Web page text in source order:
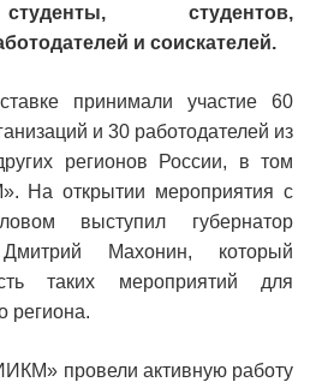
студентов,
и соискателей.
принимали участие 60
и 30 работодателей из
регионов России, в том
На открытии мероприятия с
выступил губернатор
Махонин, который
таких мероприятий для
региона.
провели активную работу